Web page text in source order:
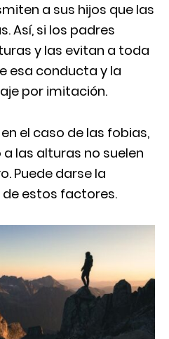
a sus hijos que las
Así, si los padres
y las evitan a toda
esa conducta y la
por imitación.
el caso de las fobias,
las alturas no suelen
Puede darse la
estos factores.